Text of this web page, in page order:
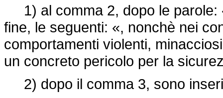
1) al comma 2, dopo le parole:
fine, le seguenti: «, nonchè nei
comportamenti violenti,
un concreto pericolo per la
2) dopo il comma 3, sono